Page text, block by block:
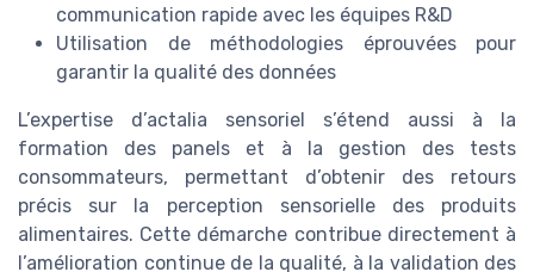
communication rapide avec les équipes R&D
Utilisation de méthodologies éprouvées pour
garantir la qualité des données
L’expertise d’actalia sensoriel s’étend aussi à la
formation des panels et à la gestion des tests
consommateurs, permettant d’obtenir des retours
précis sur la perception sensorielle des produits
alimentaires. Cette démarche contribue directement à
l’amélioration continue de la qualité, à la validation des